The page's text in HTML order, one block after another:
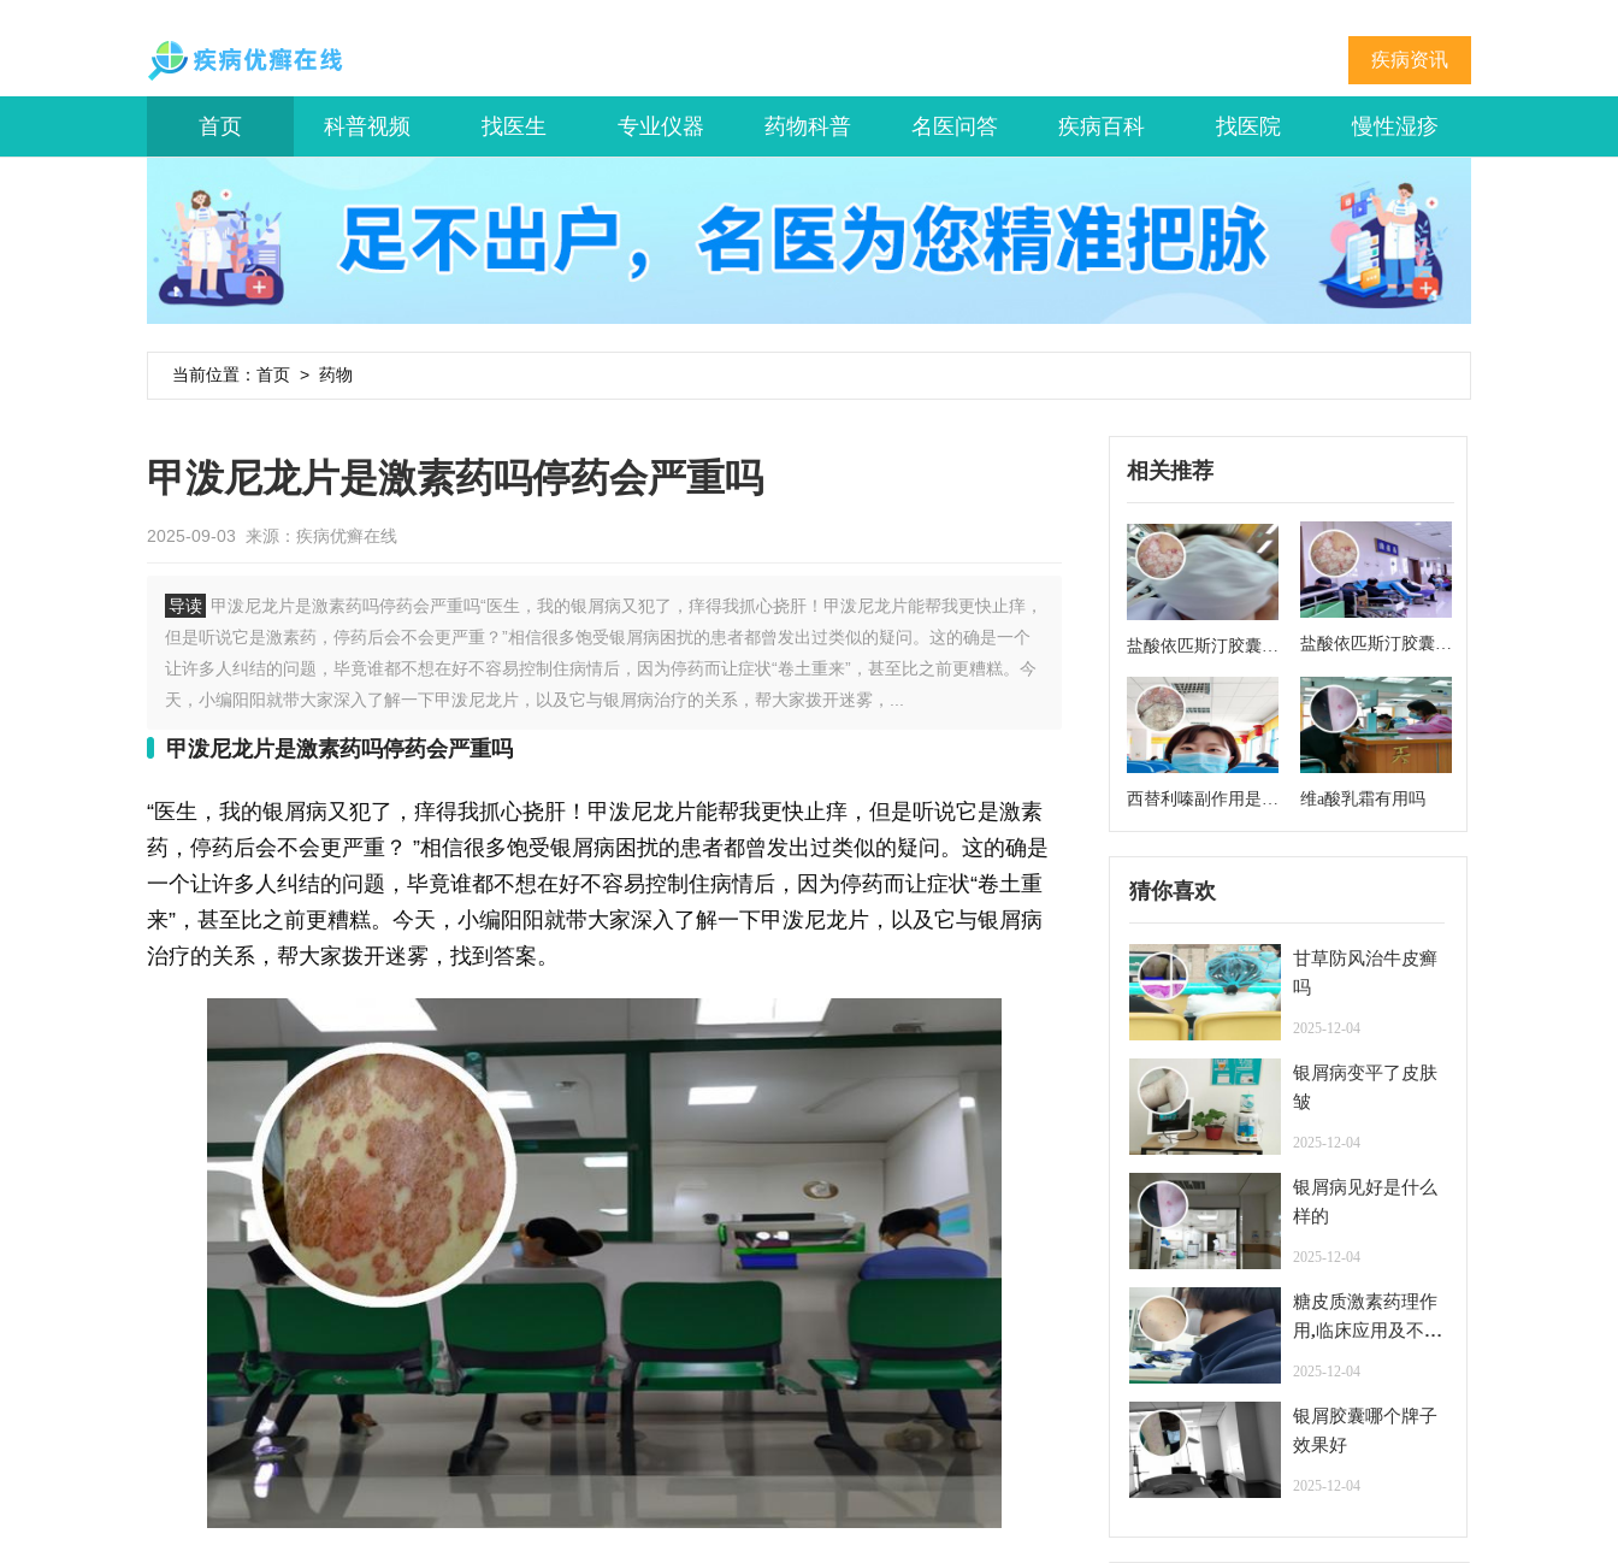
疾病资讯
首页 科普视频 找医生 专业仪器 药物科普 名医问答 疾病百科 找医院 慢性湿疹
当前位置： 首页 > 药物
甲泼尼龙片是激素药吗停药会严重吗
2025-09-03 来源： 疾病优癣在线
导读 甲泼尼龙片是激素药吗停药会严重吗“医生，我的银屑病又犯了，痒得我抓心挠肝！甲泼尼龙片能帮我更快止痒，
但是听说它是激素药，停药后会不会更严重？”相信很多饱受银屑病困扰的患者都曾发出过类似的疑问。这的确是一个
让许多人纠结的问题，毕竟谁都不想在好不容易控制住病情后，因为停药而让症状“卷土重来”，甚至比之前更糟糕。今
天，小编阳阳就带大家深入了解一下甲泼尼龙片，以及它与银屑病治疗的关系，帮大家拨开迷雾，...
甲泼尼龙片是激素药吗停药会严重吗
“医生，我的银屑病又犯了，痒得我抓心挠肝！甲泼尼龙片能帮我更快止痒，但是听说它是激素
药，停药后会不会更严重？ ”相信很多饱受银屑病困扰的患者都曾发出过类似的疑问。这的确是
一个让许多人纠结的问题，毕竟谁都不想在好不容易控制住病情后，因为停药而让症状“卷土重
来”，甚至比之前更糟糕。今天，小编阳阳就带大家深入了解一下甲泼尼龙片，以及它与银屑病
治疗的关系，帮大家拨开迷雾，找到答案。
相关推荐
盐酸依匹斯汀胶囊多
久一个疗程是几天
盐酸依匹斯汀胶囊来
西替利嗪副作用是什
么
维a酸乳霜有用吗
猜你喜欢
甘草防风治牛皮癣
吗
2025-12-04
银屑病变平了皮肤
皱
2025-12-04
银屑病见好是什么
样的
2025-12-04
糖皮质激素药理作
用,临床应用及不良
2025-12-04
银屑胶囊哪个牌子
效果好
2025-12-04